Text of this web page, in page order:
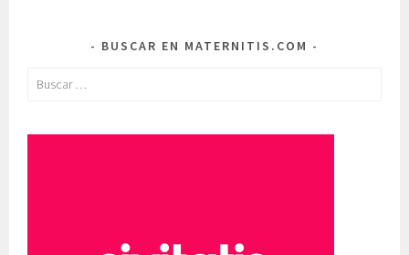
BUSCAR EN MATERNITIS.COM
Buscar: